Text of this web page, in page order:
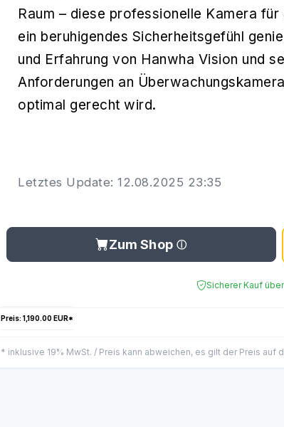
Raum – diese professionelle Kamera
ein beruhigendes Sicherheitsgefühl
und Erfahrung von Hanwha Vision und
Anforderungen an
optimal gerecht wird.
Letztes Update: 12.08.2025 23:35
Zum Shop
Sicherer Kauf
Preis: 1,190.00 EUR*
* inklusive 19% MwSt. / Preis kann abweichen, es gilt der Preis auf